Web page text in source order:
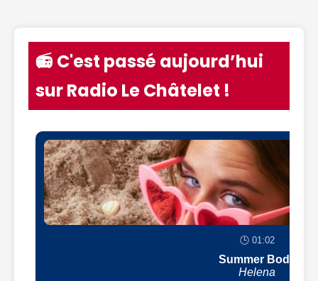
📻 C'est passé aujourd’hui
sur Radio Le Châtelet !
🕒 01:02
Summer Body
Helena